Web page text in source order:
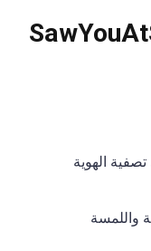
الهوية
واللمسة